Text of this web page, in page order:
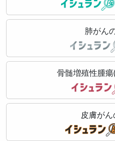
肺がん
骨髄増殖性腫
皮膚が